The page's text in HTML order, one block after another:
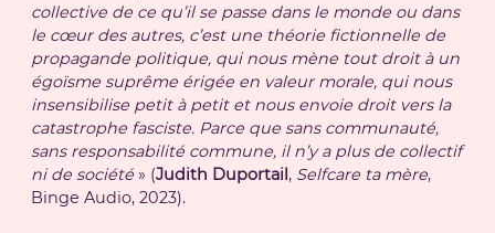
collective de ce qu’il se passe dans le monde ou dans
le cœur des autres, c’est une théorie fictionnelle de
propagande politique, qui nous mène tout droit à un
égoïsme suprême érigée en valeur morale, qui nous
insensibilise petit à petit et nous envoie droit vers la
catastrophe fasciste. Parce que sans communauté,
sans responsabilité commune, il n’y a plus de collectif
ni de société » (Judith Duportail, Selfcare ta mère,
Binge Audio, 2023).